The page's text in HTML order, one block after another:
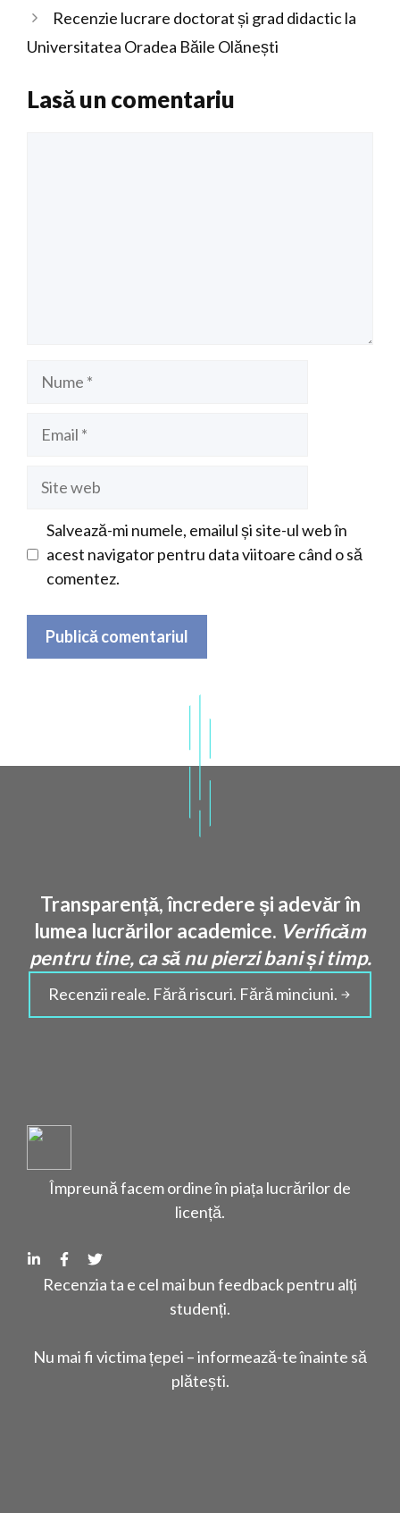
Recenzie lucrare doctorat și grad didactic la
Universitatea Oradea Băile Olănești
Lasă un comentariu
Salvează-mi numele, emailul și site-ul web în
acest navigator pentru data viitoare când o să
comentez.
Transparență, încredere și adevăr în
lumea lucrărilor academice. Verificăm
pentru tine, ca să nu pierzi bani și timp.
Recenzii reale. Fără riscuri. Fără minciuni.
Împreună facem ordine în piața lucrărilor de
licență.
Recenzia ta e cel mai bun feedback pentru alți
studenți.
Nu mai fi victima țepei – informează-te înainte să
plătești.